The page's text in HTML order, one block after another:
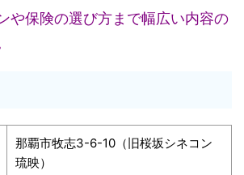
や保険の選び方まで幅広い内容の
那覇市牧志3-6-10（旧桜坂シネコン
琉映）